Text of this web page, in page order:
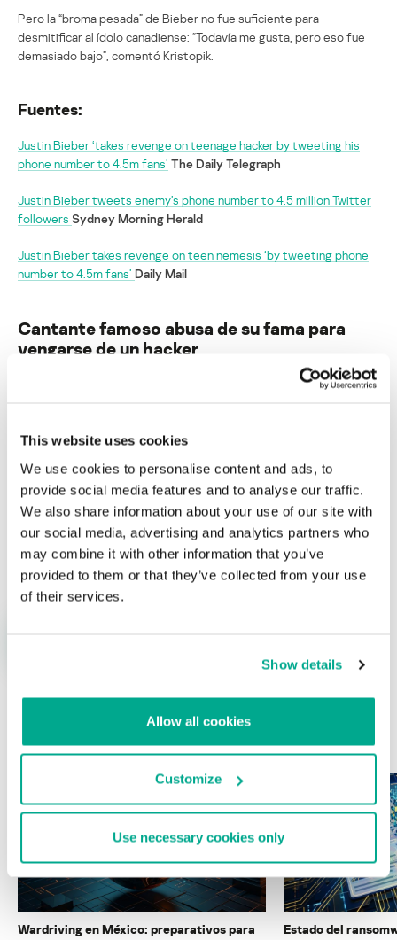
This website uses cookies
We use cookies to personalise content and ads, to
provide social media features and to analyse our traffic.
We also share information about your use of our site with
our social media, advertising and analytics partners who
may combine it with other information that you’ve
provided to them or that they’ve collected from your use
of their services.
Show details
Allow all cookies
Customize
Use necessary cookies only
Pero la “broma pesada” de Bieber no fue suficiente para
desmitificar al ídolo canadiense: “Todavía me gusta, pero eso fue
demasiado bajo”, comentó Kristopik.
Fuentes:
Justin Bieber ‘takes revenge on teenage hacker by tweeting his
phone number to 4.5m fans’ The Daily Telegraph
Justin Bieber tweets enemy’s phone number to 4.5 million Twitter
followers Sydney Morning Herald
Justin Bieber takes revenge on teen nemesis ‘by tweeting phone
number to 4.5m fans’ Daily Mail
Cantante famoso abusa de su fama para
vengarse de un hacker
Su dirección de correo electrónico no será publicada. Los
Nombre* Correo electrónico*
ÚLTIMAS PUBLICACIONES
Wardriving en México: preparativos para
Estado del